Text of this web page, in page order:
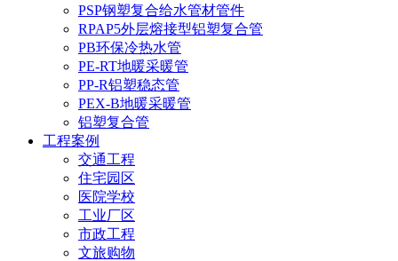
PSP钢塑复合给水管材管件
RPAP5外层熔接型铝塑复合管
PB环保冷热水管
PE-RT地暖采暖管
PP-R铝塑稳态管
PEX-B地暖采暖管
铝塑复合管
工程案例
交通工程
住宅园区
医院学校
工业厂区
市政工程
文旅购物